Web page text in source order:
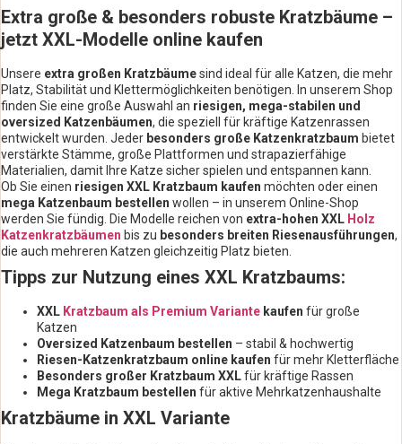
Extra große & besonders robuste Kratzbäume –
jetzt XXL-Modelle online kaufen
Unsere extra großen Kratzbäumesind ideal für alle Katzen, die mehr
Platz, Stabilität und Klettermöglichkeiten benötigen. In unserem Shop
finden Sie eine große Auswahl an riesigen, mega-stabilen und
oversized Katzenbäumen, die speziell für kräftige Katzenrassen
entwickelt wurden. Jeder besonders große Katzenkratzbaum bietet
verstärkte Stämme, große Plattformen und strapazierfähige
Materialien, damit Ihre Katze sicher spielen und entspannen kann.
Ob Sie einen riesigen XXL Kratzbaum kaufen möchten oder einen
mega Katzenbaum bestellen wollen – in unserem Online-Shop
werden Sie fündig. Die Modelle reichen von extra-hohen XXL Holz
Katzenkratzbäumen bis zu besonders breiten Riesenausführungen,
die auch mehreren Katzen gleichzeitig Platz bieten.
Tipps zur Nutzung eines XXL Kratzbaums:
XXL Kratzbaum als Premium Variante kaufen für große
Katzen
Oversized Katzenbaum bestellen – stabil & hochwertig
Riesen-Katzenkratzbaum online kaufen für mehr Kletterfläche
Besonders großer Kratzbaum XXLfür kräftige Rassen
Mega Kratzbaum bestellen für aktive Mehrkatzenhaushalte
Kratzbäume in XXL Variante